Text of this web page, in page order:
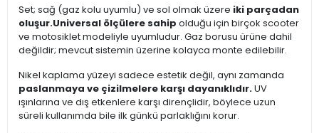
Set; sağ (gaz kolu uyumlu) ve sol olmak üzere iki parçadan
oluşur.Universal ölçülere sahip olduğu için birçok scooter
ve motosiklet modeliyle uyumludur. Gaz borusu ürüne dahil
değildir; mevcut sistemin üzerine kolayca monte edilebilir.
Nikel kaplama yüzeyi sadece estetik değil, aynı zamanda
paslanmaya ve çizilmelere karşı dayanıklıdır.UV
ışınlarına ve dış etkenlere karşı dirençlidir, böylece uzun
süreli kullanımda bile ilk günkü parlaklığını korur.